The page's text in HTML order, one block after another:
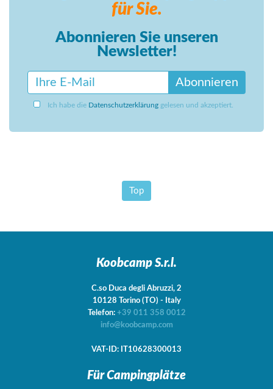
für Sie.
Abonnieren Sie unseren
Newsletter!
Abonnieren
Ich habe die Datenschutzerklärung gelesen und akzeptiert.
Top
Koobcamp S.r.l.
C.so Duca degli Abruzzi, 2
10128 Torino (TO) - Italy
Telefon: +39 011 358 0012
info@koobcamp.com
VAT-ID: IT10628300013
Für Campingplätze